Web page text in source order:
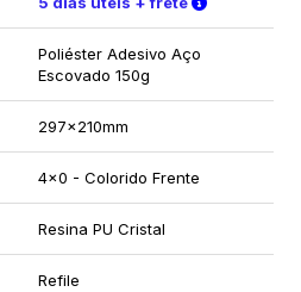
Poliéster Adesivo Aço
Escovado 150g
297x210mm
4x0 - Colorido Frente
Resina PU Cristal
Refile